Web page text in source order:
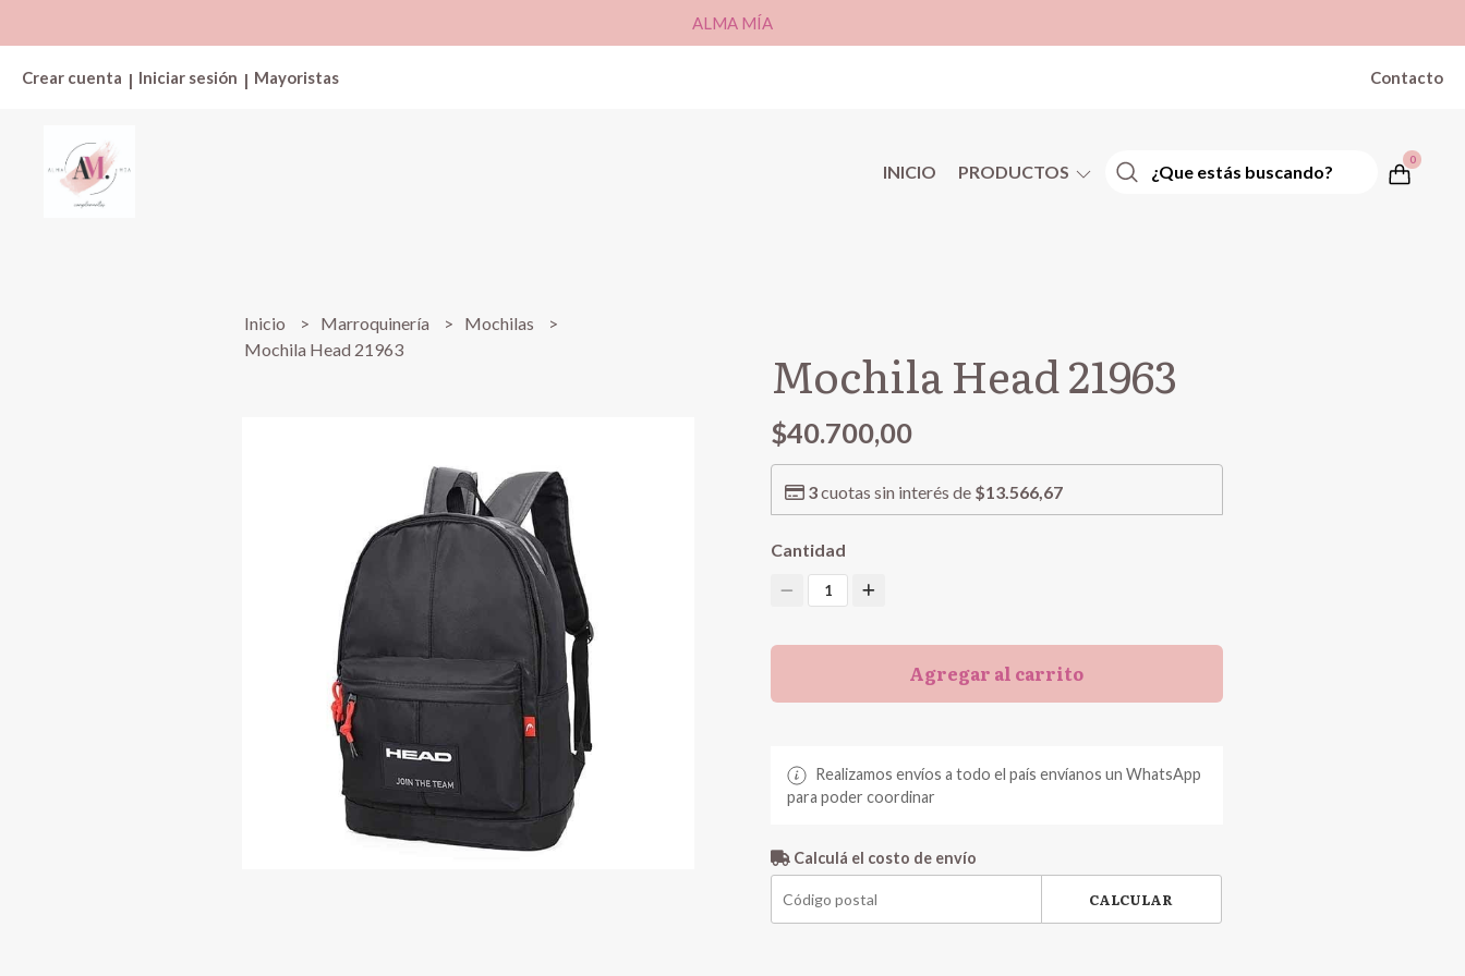
ALMA MÍA
Crear cuenta | Iniciar sesión | Mayoristas Contacto
INICIO PRODUCTOS
0
Inicio Marroquinería
Mochilas
Mochila Head 21963
Mochila Head 21963
$40.700,00
3cuotas sin interés de $13.566,67
Cantidad
1
Agregar al carrito
Realizamos envíos a todo el país envíanos un WhatsApp
para poder coordinar
Calculá el costo de envío
CALCULAR